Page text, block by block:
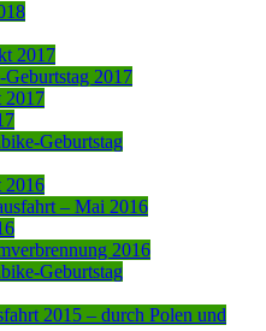
2017
Geburtstag 2017
2017
Geburtstag
2016
– Mai 2016
2016
Geburtstag
2015 – durch Polen und